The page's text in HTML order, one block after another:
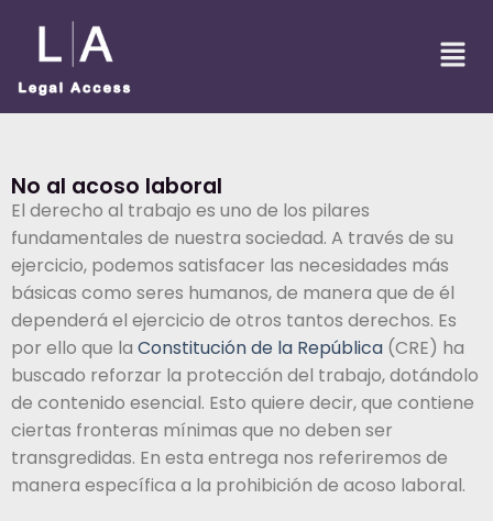
No al acoso laboral
El derecho al trabajo es uno de los pilares
fundamentales de nuestra sociedad. A través de su
ejercicio, podemos satisfacer las necesidades más
básicas como seres humanos, de manera que de él
dependerá el ejercicio de otros tantos derechos. Es
por ello que la Constitución de la República (CRE) ha
buscado reforzar la protección del trabajo, dotándolo
de contenido esencial. Esto quiere decir, que contiene
ciertas fronteras mínimas que no deben ser
transgredidas. En esta entrega nos referiremos de
manera específica a la prohibición de acoso laboral.